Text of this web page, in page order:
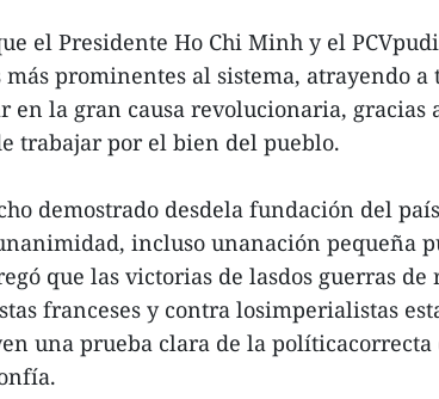
el Presidente Ho Chi Minh y el
más prominentes al sistema, atrayendo a
en la gran causa revolucionaria,
trabajar por el bien del pueblo.
demostrado desdela fundación del
incluso unanación pequeña
que las victorias de lasdos guerras
franceses y contra losimperialistas
una prueba clara de la políticacorrecta